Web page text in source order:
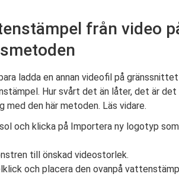
från video
ladda en annan videofil på
Hur svårt det än låter, det är
den här metoden. Läs vidare.
och klicka på Importera ny logotyp
till önskad videostorlek.
och placera den ovanpå